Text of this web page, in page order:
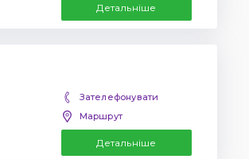
Детальніше
Зателефонувати
Маршрут
Детальніше